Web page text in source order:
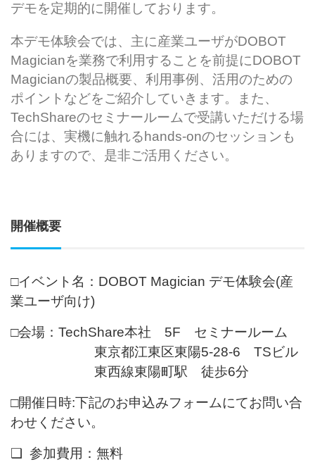
デモを定期的に開催しております。
本デモ体験会では、主に産業ユーザがDOBOT
Magicianを業務で利用することを前提にDOBOT
Magicianの製品概要、利用事例、活用のための
ポイントなどをご紹介していきます。また、
TechShareのセミナールームで受講いただける場
合には、実機に触れる hands-onのセッションも
ありますので、是非ご活用ください。
開催概要
□イベント名：DOBOT Magician デモ体験会(産
業ユーザ向け)
□会場：TechShare本社 5F セミナールーム
東京都江東区東陽5-28-6 TSビル
東西線東陽町駅 徒歩6分
□開催日時:下記のお申込みフォームにてお問い合
わせください。
❑ 参加費用：無料